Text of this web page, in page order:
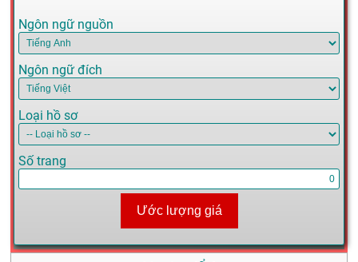
Ngôn ngữ nguồn
Ngôn ngữ đích
Loại hồ sơ
Số trang
Ước lượng giá